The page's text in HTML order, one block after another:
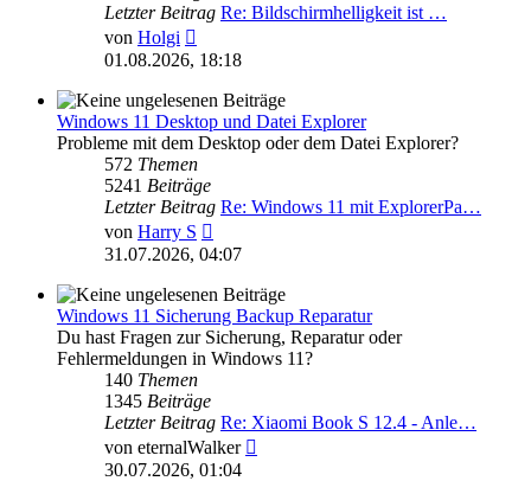
Letzter Beitrag Re: Bildschirmhelligkeit ist …
von Holgi
Beitrag
01.08.2026, 18:18
Windows 11 Desktop und Datei Explorer
Probleme mit dem Desktop oder dem Datei Explorer?
572 Themen
5241 Beiträge
Letzter Beitrag Re: Windows 11 mit ExplorerPa…
von Harry S
Beitrag
31.07.2026, 04:07
Windows 11 Sicherung Backup Reparatur
Du hast Fragen zur Sicherung, Reparatur oder
Fehlermeldungen in Windows 11?
140 Themen
1345 Beiträge
Letzter Beitrag Re: Xiaomi Book S 12.4 - Anle…
von eternalWalker
30.07.2026, 01:04